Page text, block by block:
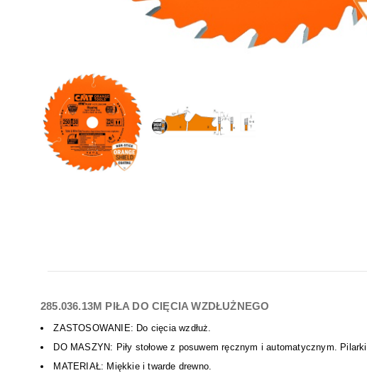
285.036.13M PIŁA DO CIĘCIA WZDŁUŻNEGO
ZASTOSOWANIE: Do cięcia wzdłuż.
DO MASZYN: Piły stołowe z posuwem ręcznym i automatycznym.
MATERIAŁ: Miękkie i twarde drewno.